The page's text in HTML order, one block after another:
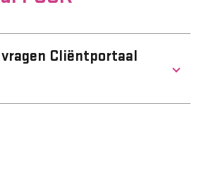
Cliëntportaal